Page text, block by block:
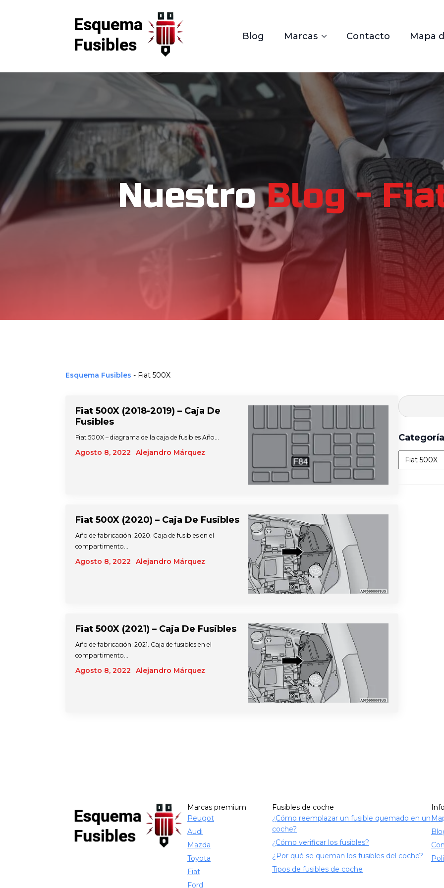
Blog Marcas Contacto Mapa
Nuestro Blog -
Esquema Fusibles - Fiat 500X
Fiat 500X (2018-2019) – Caja De
Fusibles
Agosto 8, 2022 Alejandro Márquez
Fiat 500X – diagrama de la caja de fusibles Año…
Fiat 500X (2020) – Caja De Fusibles
Agosto 8, 2022 Alejandro Márquez
Año de fabricación: 2020. Caja de fusibles en el
compartimento…
Fiat 500X (2021) – Caja De Fusibles
Agosto 8, 2022 Alejandro Márquez
Año de fabricación: 2021. Caja de fusibles en el
compartimento…
Categorías
Marcas premium
Peugot
Audi
Mazda
Toyota
Fiat
Ford
Fusibles de coche
¿Cómo reemplazar un fusible quemado en un
coche?
¿Cómo verificar los fusibles?
¿Por qué se queman los fusibles del coche?
Tipos de fusibles de coche